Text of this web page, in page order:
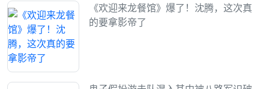
《欢迎来龙餐馆》爆了！沈腾，这次真
的要拿影帝了